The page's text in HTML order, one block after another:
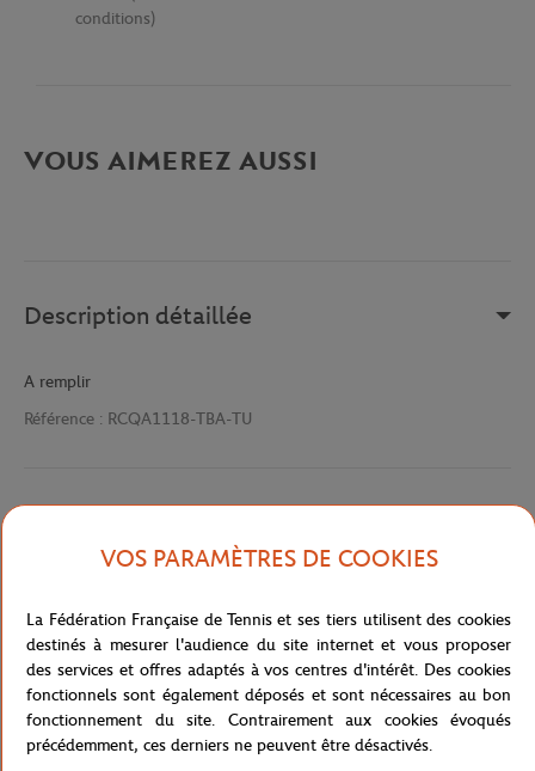
conditions)
VOUS AIMEREZ AUSSI
Description détaillée
A remplir
Référence : RCQA1118-TBA-TU
Livraison et retours
VOS PARAMÈTRES DE COOKIES
La Fédération Française de Tennis et ses tiers utilisent des cookies
destinés à mesurer l'audience du site internet et vous proposer
des services et offres adaptés à vos centres d'intérêt. Des cookies
fonctionnels sont également déposés et sont nécessaires au bon
fonctionnement du site. Contrairement aux cookies évoqués
précédemment, ces derniers ne peuvent être désactivés.